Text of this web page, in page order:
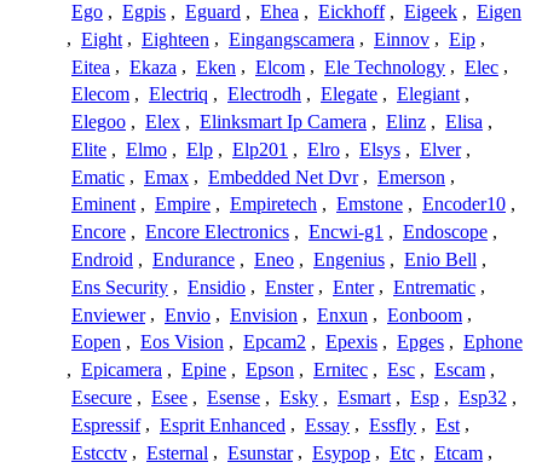
Ego , Egpis , Eguard , Ehea , Eickhoff , Eigeek , Eigen
, Eight , Eighteen , Eingangscamera , Einnov , Eip ,
Eitea , Ekaza , Eken , Elcom , Ele Technology , Elec ,
Elecom , Electriq , Electrodh , Elegate , Elegiant ,
Elegoo , Elex , Elinksmart Ip Camera , Elinz , Elisa ,
Elite , Elmo , Elp , Elp201 , Elro , Elsys , Elver ,
Ematic , Emax , Embedded Net Dvr , Emerson ,
Eminent , Empire , Empiretech , Emstone , Encoder10 ,
Encore , Encore Electronics , Encwi-g1 , Endoscope ,
Endroid , Endurance , Eneo , Engenius , Enio Bell ,
Ens Security , Ensidio , Enster , Enter , Entrematic ,
Enviewer , Envio , Envision , Enxun , Eonboom ,
Eopen , Eos Vision , Epcam2 , Epexis , Epges , Ephone
, Epicamera , Epine , Epson , Ernitec , Esc , Escam ,
Esecure , Esee , Esense , Esky , Esmart , Esp , Esp32 ,
Espressif , Esprit Enhanced , Essay , Essfly , Est ,
Estcctv , Esternal , Esunstar , Esypop , Etc , Etcam ,